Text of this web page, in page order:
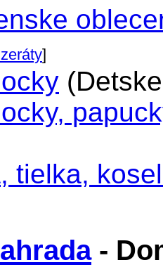
]
tielka,
-